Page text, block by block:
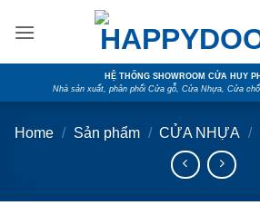
HỆ THỐNG SHOWROOM CỬA HUY
Nhà sản xuất, phân phối Cửa gỗ, Cửa Nhựa, Cửa
Home / Sản phẩm / CỬA NHỰA /